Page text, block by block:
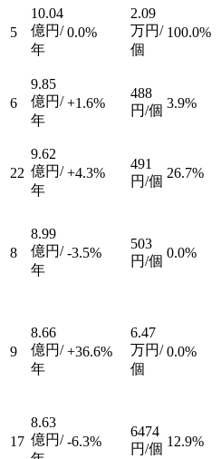
5
10.04
億円/
年
0.0%
2.09
万円/
個
100.0%
6
9.85
億円/
年
+1.6%
488
円/個 3.9%
22
9.62
億円/
年
+4.3%
491
円/個
26.7%
8
8.99
億円/
年
-3.5%
503
円/個
0.0%
9
8.66
億円/
年
+36.6%
6.47
万円/
個
0.0%
17
8.63
億円/ -6.3%
6474
円/個 12.9%